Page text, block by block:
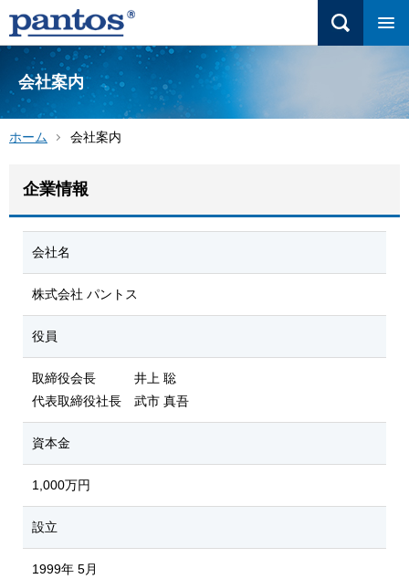
会社案内
ホーム 会社案内
企業情報
会社名
株式会社 パントス
役員
取締役会長 井上 聡
代表取締役社長 武市 真吾
資本金
1,000万円
設立
1999年 5月